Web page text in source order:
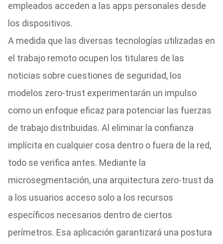
empleados acceden a las apps personales desde
los dispositivos.
A medida que las diversas tecnologías utilizadas en
el trabajo remoto ocupen los titulares de las
noticias sobre cuestiones de seguridad, los
modelos zero-trust experimentarán un impulso
como un enfoque eficaz para potenciar las fuerzas
de trabajo distribuidas. Al eliminar la confianza
implícita en cualquier cosa dentro o fuera de la red,
todo se verifica antes. Mediante la
microsegmentación, una arquitectura zero-trust da
a los usuarios acceso solo a los recursos
específicos necesarios dentro de ciertos
perímetros. Esa aplicación garantizará una postura